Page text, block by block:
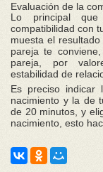
Evaluación de la
Lo principal
compatibilidad con
muesta el
pareja te
pareja, por
estabilidad de
Es preciso
nacimiento y la de
de 20 minutos, y
nacimiento, esto